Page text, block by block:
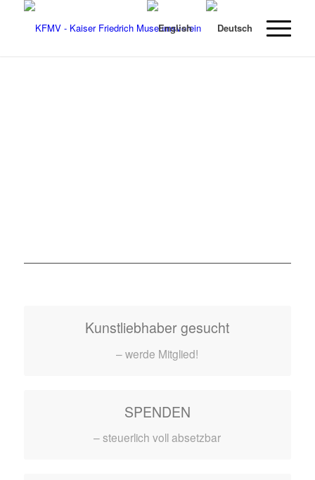
Kunstliebhaber gesucht
– werde Mitglied!
SPENDEN
– steuerlich voll absetzbar